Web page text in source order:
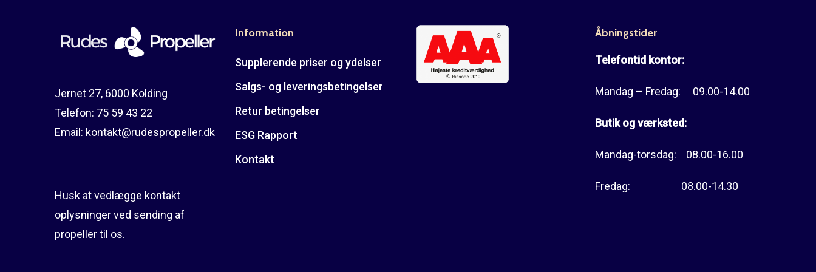
Jernet 27, 6000 Kolding
Telefon: 75 59 43 22
Email: kontakt@rudespropeller.dk
Husk at vedlægge kontakt
oplysninger ved sending af
propeller til os.
Information
Supplerende priser og ydelser
Salgs- og leveringsbetingelser
Retur betingelser
ESG Rapport
Kontakt
Åbningstider
Telefontid kontor:
Mandag – Fredag: 09.00-14.00
Butik og værksted:
Mandag-torsdag: 08.00-16.00
Fredag: 08.00-14.30